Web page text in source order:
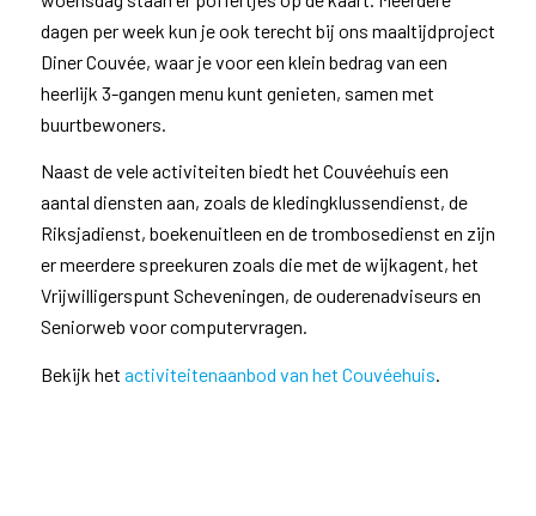
dagen per week kun je ook terecht bij ons maaltijdproject
Diner Couvée, waar je voor een klein bedrag van een
heerlijk 3-gangen menu kunt genieten, samen met
buurtbewoners.
Naast de vele activiteiten biedt het Couvéehuis een
aantal diensten aan, zoals de kledingklussendienst, de
Riksjadienst, boekenuitleen en de trombosedienst en zijn
er meerdere spreekuren zoals die met de wijkagent, het
Vrijwilligerspunt Scheveningen, de ouderenadviseurs en
Seniorweb voor computervragen.
Bekijk het activiteitenaanbod van het Couvéehuis